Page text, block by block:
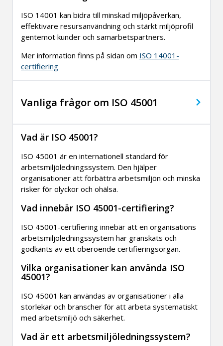
ISO 14001 kan bidra till minskad miljöpåverkan,
effektivare resursanvändning och stärkt miljöprofil
gentemot kunder och samarbetspartners.
Mer information finns på sidan om ISO 14001-
certifiering
Vanliga frågor om ISO 45001
Vad är ISO 45001?
ISO 45001 är en internationell standard för
arbetsmiljöledningssystem. Den hjälper
organisationer att förbättra arbetsmiljön och minska
risker för olyckor och ohälsa.
Vad innebär ISO 45001-certifiering?
ISO 45001-certifiering innebär att en organisations
arbetsmiljöledningssystem har granskats och
godkänts av ett oberoende certifieringsorgan.
Vilka organisationer kan använda ISO
45001?
ISO 45001 kan användas av organisationer i alla
storlekar och branscher för att arbeta systematiskt
med arbetsmiljö och säkerhet.
Vad är ett arbetsmiljöledningssystem?